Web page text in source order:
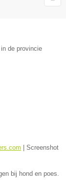
de provincie
Screenshot
bij hond en poes.